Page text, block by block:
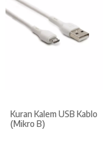
Kuran Kalem USB Kablo
(Mikro B)